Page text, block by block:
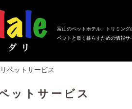
富山のペットホテル、トリミング
ペットと長く暮らすための情報サ
ペットサービス
ットサービス